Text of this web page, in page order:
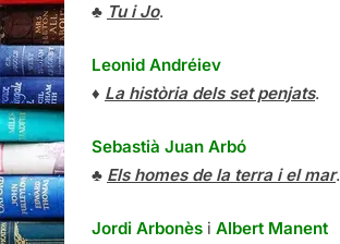
♣ Tu i Jo.
Leonid Andréiev
♦ La història dels set penjats.
Sebastià Juan Arbó
♣ Els homes de la terra i el mar.
Jordi Arbonès i Albert Manent